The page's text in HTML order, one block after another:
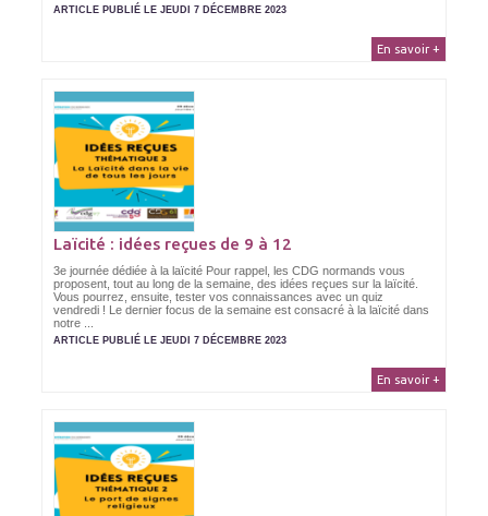
ARTICLE PUBLIÉ LE JEUDI 7 DÉCEMBRE 2023
En savoir +
Laïcité : idées reçues de 9 à 12
3e journée dédiée à la laïcité Pour rappel, les CDG normands vous
proposent, tout au long de la semaine, des idées reçues sur la laïcité.
Vous pourrez, ensuite, tester vos connaissances avec un quiz
vendredi ! Le dernier focus de la semaine est consacré à la laïcité dans
notre ...
ARTICLE PUBLIÉ LE JEUDI 7 DÉCEMBRE 2023
En savoir +